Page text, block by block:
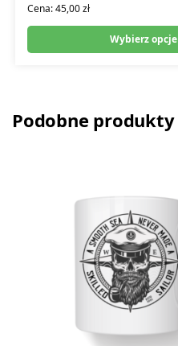
Cena:45,00zł
Wybierz opcje
Podobne produkty